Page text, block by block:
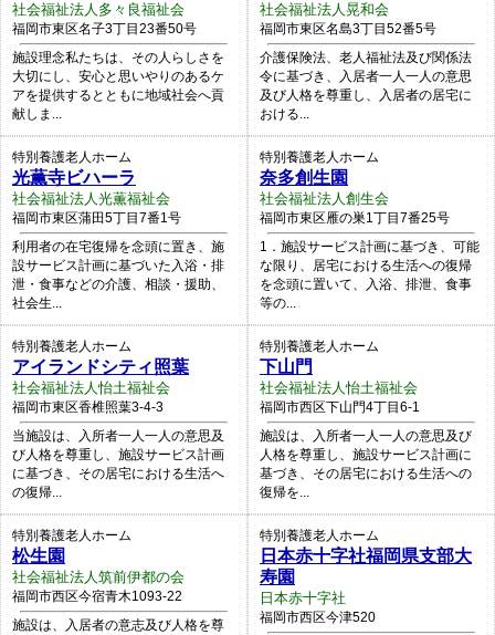
社会福祉法人多々良福祉会
福岡市東区名子3丁目23番50号
施設理念私たちは、その人らしさを
大切にし、安心と思いやりのあるケ
アを提供するとともに地域社会へ貢
献しま...
社会福祉法人晃和会
福岡市東区名島3丁目52番5号
介護保険法、老人福祉法及び関係法
令に基づき、入居者一人一人の意思
及び人格を尊重し、入居者の居宅に
おける...
特別養護老人ホーム
光薫寺ビハーラ
社会福祉法人光薫福祉会
福岡市東区蒲田5丁目7番1号
利用者の在宅復帰を念頭に置き、施
設サービス計画に基づいた入浴・排
泄・食事などの介護、相談・援助、
社会生...
特別養護老人ホーム
奈多創生園
社会福祉法人創生会
福岡市東区雁の巣1丁目7番25号
1．施設サービス計画に基づき、可能
な限り、居宅における生活への復帰
を念頭に置いて、入浴、排泄、食事
等の...
特別養護老人ホーム
アイランドシティ照葉
社会福祉法人怡土福祉会
福岡市東区香椎照葉3-4-3
当施設は、入所者一人一人の意思及
び人格を尊重し、施設サービス計画
に基づき、その居宅における生活へ
の復帰...
特別養護老人ホーム
下山門
社会福祉法人怡土福祉会
福岡市西区下山門4丁目6-1
施設は、入所者一人一人の意思及び
人格を尊重し、施設サービス計画に
基づき、その居宅における生活への
復帰を...
特別養護老人ホーム
松生園
社会福祉法人筑前伊都の会
福岡市西区今宿青木1093-22
施設は、入居者の意志及び人格を尊
特別養護老人ホーム
日本赤十字社福岡県支部大
寿園
日本赤十字社
福岡市西区今津520